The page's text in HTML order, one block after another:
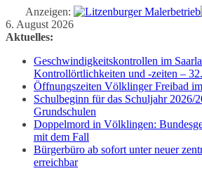
Anzeigen:
Zum
Inhalt
6. August 2026
Aktuelles:
Geschwindigkeitskontrollen im
Kontrollörtlichkeiten und -zeiten –
Öffnungszeiten Völklinger Freibad
Schulbeginn für das Schuljahr 2026/
Grundschulen
Doppelmord in Völklingen:
mit dem Fall
Bürgerbüro ab sofort unter neuer
erreichbar